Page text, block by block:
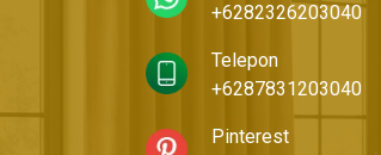
+6282326203040
Telepon
+6287831203040
Pinterest